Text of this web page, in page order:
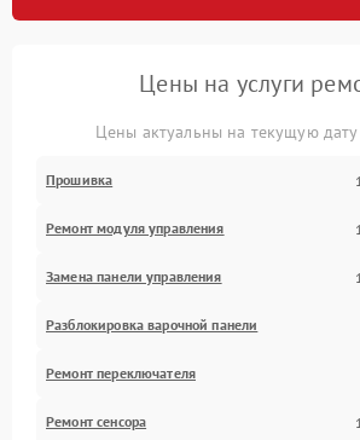
Цены на услуги
Цены актуальны на текущую
Прошивка
Ремонт модуля управления
Замена панели управления
Разблокировка варочной панели
Ремонт переключателя
Ремонт сенсора